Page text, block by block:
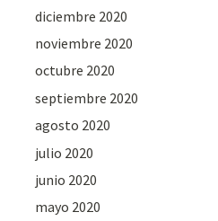
diciembre 2020
noviembre 2020
octubre 2020
septiembre 2020
agosto 2020
julio 2020
junio 2020
mayo 2020